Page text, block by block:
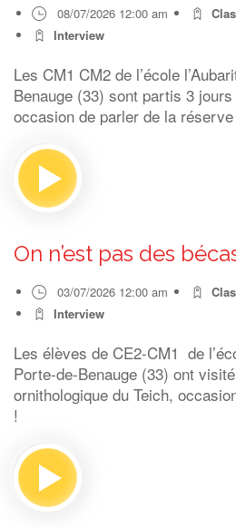
08/07/2026 12:00 am
Interview
Les CM1 CM2 de l’école
Benauge (33) sont partis 3
occasion de parler de la
On n’est pas des
03/07/2026 12:00 am
Interview
Les élèves de CE2-CM1 de
Porte-de-Benauge (33) ont
ornithologique du Teich,
!